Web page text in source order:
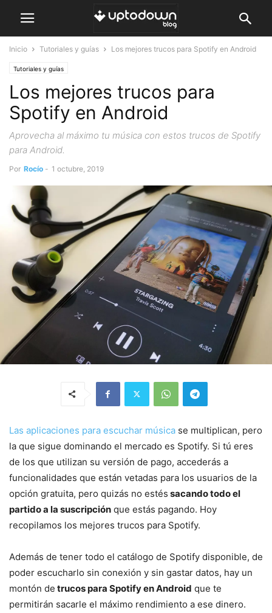
Inicio Tutoriales y guías Los mejores trucos para Spotify en Android
Tutoriales y guías
Los mejores trucos para
Spotify en Android
Aprovecha al máximo tu música con estos trucos de Spotify
para Android.
Por Rocío - 1 octubre, 2019
Las aplicaciones para escuchar música se multiplican, pero
la que sigue dominando el mercado es Spotify. Si tú eres
de los que utilizan su versión de pago, accederás a
funcionalidades que están vetadas para los usuarios de la
opción gratuita, pero quizás no estés sacando todo el
partido a la suscripción que estás pagando. Hoy
recopilamos los mejores trucos para Spotify.
Además de tener todo el catálogo de Spotify disponible, de
poder escucharlo sin conexión y sin gastar datos, hay un
montón de trucos para Spotify en Android que te
permitirán sacarle el máximo rendimiento a ese dinero.